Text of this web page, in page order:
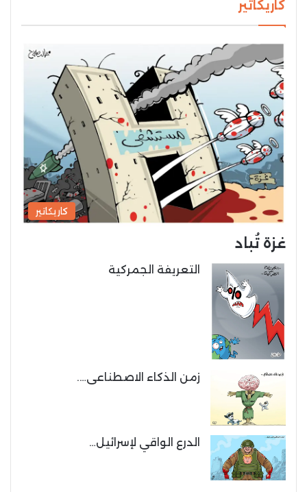
كاريكاتير
كاريكاتير
غزة تُباد
التعريفة الجمركية
زمن الذكاء الاصطناعى….
الدرع الواقي لإسرائيل…